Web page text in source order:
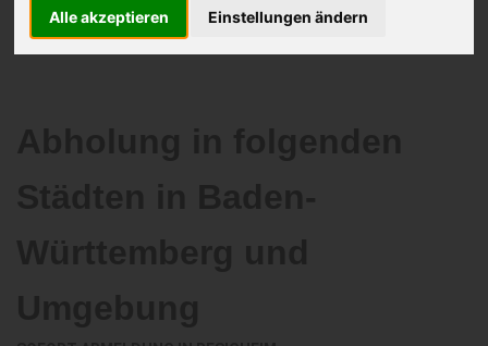
Alle akzeptieren Einstellungen ändern
Wir garantieren 100% Sicherheit.